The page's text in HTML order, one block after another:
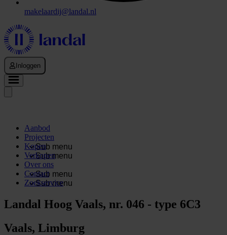
makelaardij@landal.nl
Inloggen
Aanbod
Projecten
Sub menu
Kopen
Sub menu
Verkopen
Over ons
Sub menu
Contact
Sub menu
Zoekservice
Landal Hoog Vaals, nr. 046 - type 6C3
Vaals, Limburg